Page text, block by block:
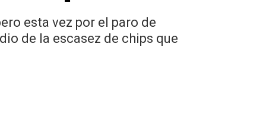
esta vez por el paro de
de la escasez de chips que